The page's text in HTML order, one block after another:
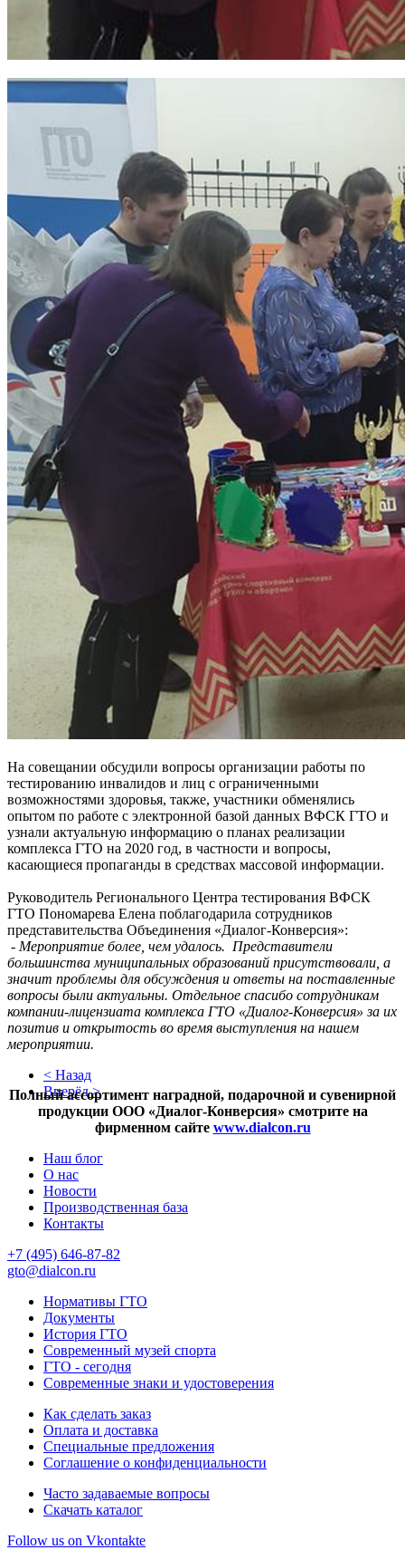
На совещании обсудили вопросы организации работы по
тестированию инвалидов и лиц с ограниченными
возможностями здоровья, также, участники обменялись
опытом по работе с электронной базой данных ВФСК ГТО и
узнали актуальную информацию о планах реализации
комплекса ГТО на 2020 год, в частности и вопросы,
касающиеся пропаганды в средствах массовой информации.
Руководитель Регионального Центра тестирования ВФСК
ГТО Пономарева Елена поблагодарила сотрудников
представительства Объединения «Диалог-Конверсия»:
- Мероприятие более, чем удалось. Представители
большинства муниципальных образований присутствовали, а
значит проблемы для обсуждения и ответы на поставленные
вопросы были актуальны. Отдельное спасибо сотрудникам
компании-лицензиата комплекса ГТО «Диалог-Конверсия» за их
позитив и открытость во время выступления на нашем
мероприятии.
< Назад
Вперёд >
Полный ассортимент наградной, подарочной и сувенирной
продукции ООО «Диалог-Конверсия» смотрите на
фирменном сайте www.dialcon.ru
Наш блог
О нас
Новости
Производственная база
Контакты
+7 (495) 646-87-82
gto@dialcon.ru
Нормативы ГТО
Документы
История ГТО
Современный музей спорта
ГТО - сегодня
Современные знаки и удостоверения
Как сделать заказ
Оплата и доставка
Специальные предложения
Соглашение о конфиденциальности
Часто задаваемые вопросы
Скачать каталог
Follow us on Vkontakte